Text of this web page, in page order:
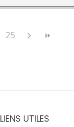
25
LIENS UTILES